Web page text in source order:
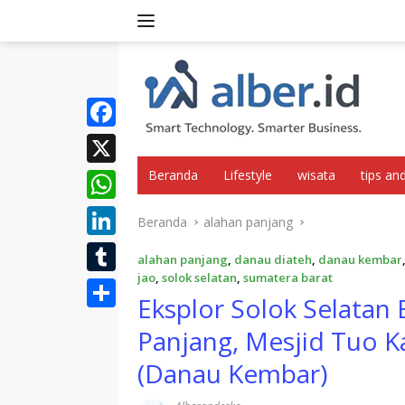
Beranda Lifestyle wisata tips
Beranda alahan panjang
alahan panjang, danau diateh, danau kembar,
jao, solok selatan, sumatera barat
Eksplor Solok Selatan
Panjang, Mesjid Tuo
(Danau Kembar)
F
a
c
e
o
X
W
h
a
L
i
n
T